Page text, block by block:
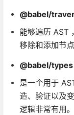
@babel/
能够遍历 AST
移除和添加节点
@babel/types
是一个用于
造、验证以及
逻辑非常有用。